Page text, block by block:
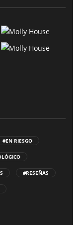
#EN RIESGO
#RESEÑAS